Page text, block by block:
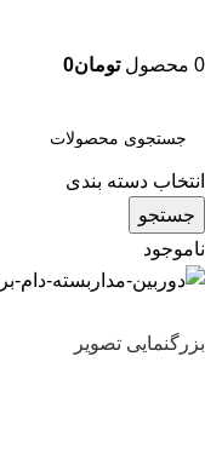
0 محصول تومان0
انتخاب دسته بندی
جستجو
ناموجود
بزرگنمایی تصویر